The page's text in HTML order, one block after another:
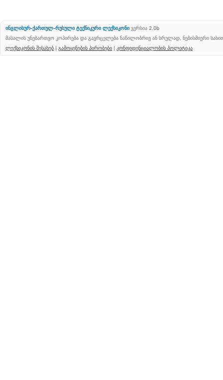
ინგლისურ-ქართულ-რუსული ტექნიკური ლექსიკონი ვერსია 2.0b
მასალის უნებართვო კოპირება და გავრცელება ნაწილობრივ ან სრულად, ნებისმიერი
ლექსიკონის შესახებ | გამოყენების პირობები | კონფიდენციალობის პოლიტიკა